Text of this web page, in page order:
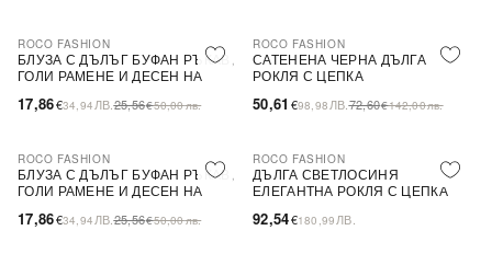
-30%
ROCO FASHION
БЛУЗА С ДЪЛЪГ БУФАН РЪКАВ,
ГОЛИ РАМЕНЕ И ДЕСЕН НА
17,86€34,94 ЛВ.25,56€50,00лв.
-30%
ROCO FASHION
САТЕНЕНА ЧЕРНА ДЪЛГА
РОКЛЯ С ЦЕПКА
50,61 €98,98 ЛВ.72,60€142,00лв.
-30%
ROCO FASHION
БЛУЗА С ДЪЛЪГ БУФАН РЪКАВ,
ГОЛИ РАМЕНЕ И ДЕСЕН НА
17,86€34,94 ЛВ.25,56€50,00лв.
ROCO FASHION
ДЪЛГА СВЕТЛОСИНЯ
ЕЛЕГАНТНА РОКЛЯ С ЦЕПКА
92,54€180,99 ЛВ.